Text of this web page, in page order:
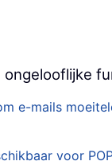
e-mails
voor